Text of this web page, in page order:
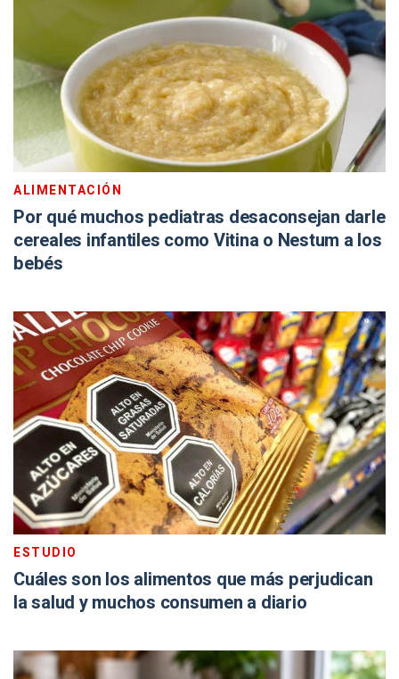
ALIMENTACIÓN
Por qué muchos pediatras desaconsejan darle
cereales infantiles como Vitina o Nestum a los
bebés
ESTUDIO
Cuáles son los alimentos que más perjudican
la salud y muchos consumen a diario